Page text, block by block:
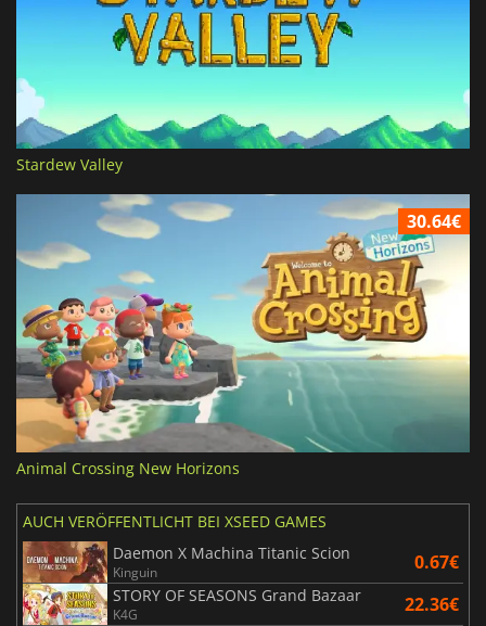
Stardew Valley
30.64€
Animal Crossing New Horizons
AUCH VERÖFFENTLICHT BEI XSEED GAMES
Daemon X Machina Titanic Scion
Kinguin 0.67€
STORY OF SEASONS Grand Bazaar
K4G 22.36€